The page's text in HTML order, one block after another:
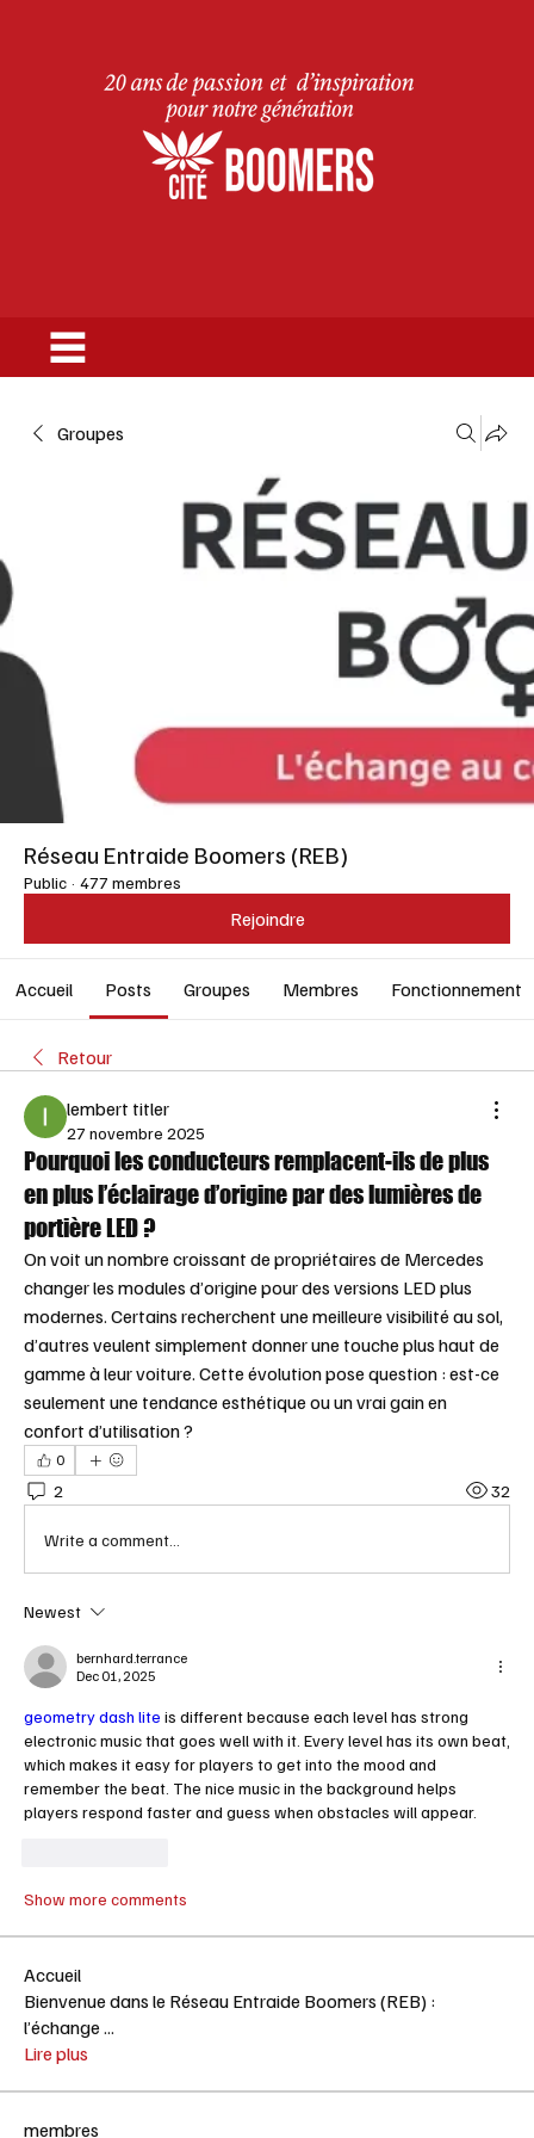
Groupes
Réseau Entraide Boomers (REB)
Public · 477 membres
Rejoindre
Accueil Posts Groupes Membres Fonctionnement
Retour
lembert titler
27 novembre 2025
Pourquoi les conducteurs remplacent-ils de plus
en plus l’éclairage d’origine par des lumières de
portière LED ?
On voit un nombre croissant de propriétaires de Mercedes
changer les modules d’origine pour des versions LED plus
modernes. Certains recherchent une meilleure visibilité au sol,
d’autres veulent simplement donner une touche plus haut de
gamme à leur voiture. Cette évolution pose question : est-ce
seulement une tendance esthétique ou un vrai gain en
confort d’utilisation ?
0
2 32
Write a comment...
Newest
bernhard.terrance
Dec 01, 2025
geometry dash lite is different because each level has strong
electronic music that goes well with it. Every level has its own beat,
which makes it easy for players to get into the mood and
remember the beat. The nice music in the background helps
players respond faster and guess when obstacles will appear.
Show more comments
Accueil
Bienvenue dans le Réseau Entraide Boomers (REB) :
l’échange...
Lire plus
membres